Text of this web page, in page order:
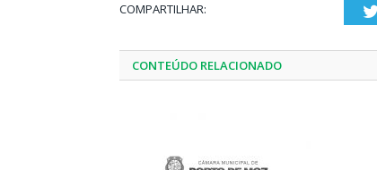
COMPARTILHAR:
CONTEÚDO RELACIONADO